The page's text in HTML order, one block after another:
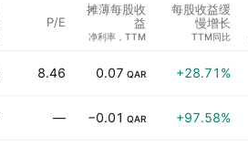
P/E
摊薄每股收
益
净利率，TTM
每股收益缓
慢增长
TTM同比
8.46 0.07 QAR +28.71%
— −0.01 QAR +97.58%